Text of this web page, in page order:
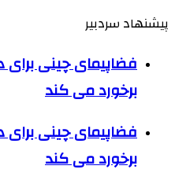
پیشنهاد سردبیر
فضاپیمای چینی برای
برخورد می کند
فضاپیمای چینی برای
برخورد می کند